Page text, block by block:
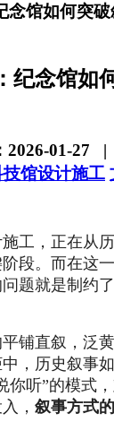
念馆如何突
纪念馆如
01-27 |
技馆设计施工
工，正在从
段。而在这
题就是制约
铺直叙，泛
，历史叙事
你听”的模式
， 叙事方式